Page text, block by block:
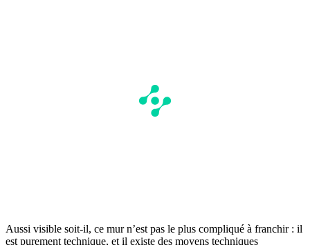
Aussi visible soit-il, ce mur n’est pas le plus compliqué à franchir : il
est purement technique, et il existe des moyens techniques